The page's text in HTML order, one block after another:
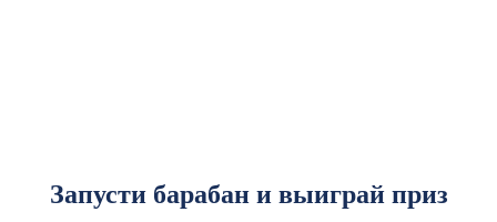
Запусти барабан и выиграй приз